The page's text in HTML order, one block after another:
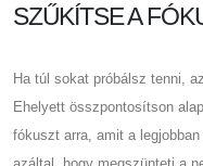
SZŰKÍTSE A
Ha túl sokat próbálsz tenni,
Ehelyett összpontosítson
fókuszt arra, amit a